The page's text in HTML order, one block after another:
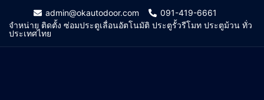
content
admin@okautodoor.com
091-419-6661
จำหน่าย ติดตั้ง ซ่อมประตูเลื่อนอัตโนมัติ ประตูรั้วรีโมท ประตูม้วน ทั่ว
ประเทศไทย